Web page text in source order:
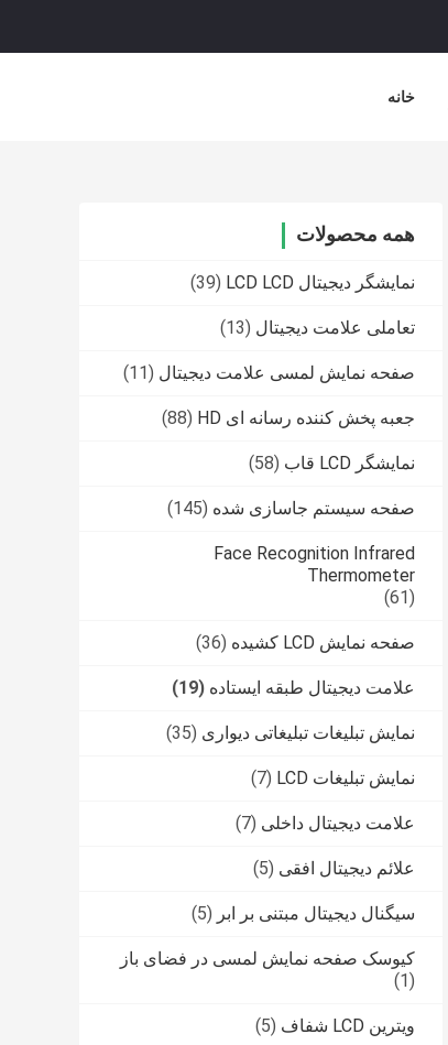
خانه
همه محصولات
نمایشگر دیجیتال LCD LCD (39)
تعاملی علامت دیجیتال (13)
صفحه نمایش لمسی علامت دیجیتال (11)
جعبه پخش کننده رسانه ای HD (88)
نمایشگر LCD قاب (58)
صفحه سیستم جاسازی شده (145)
Face Recognition Infrared
Thermometer
(61)
صفحه نمایش LCD کشیده (36)
علامت دیجیتال طبقه ایستاده (19)
نمایش تبلیغات تبلیغاتی دیواری (35)
نمایش تبلیغات LCD (7)
علامت دیجیتال داخلی (7)
علائم دیجیتال افقی (5)
سیگنال دیجیتال مبتنی بر ابر (5)
کیوسک صفحه نمایش لمسی در فضای باز
(1)
ویترین LCD شفاف (5)